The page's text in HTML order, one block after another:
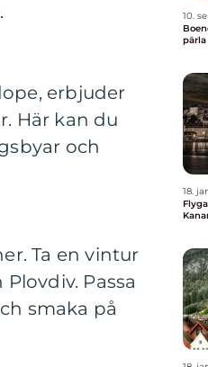
erbjuder
Här kan du
och
Ta en vintur
Passa
smaka på
10.
pärla
18.